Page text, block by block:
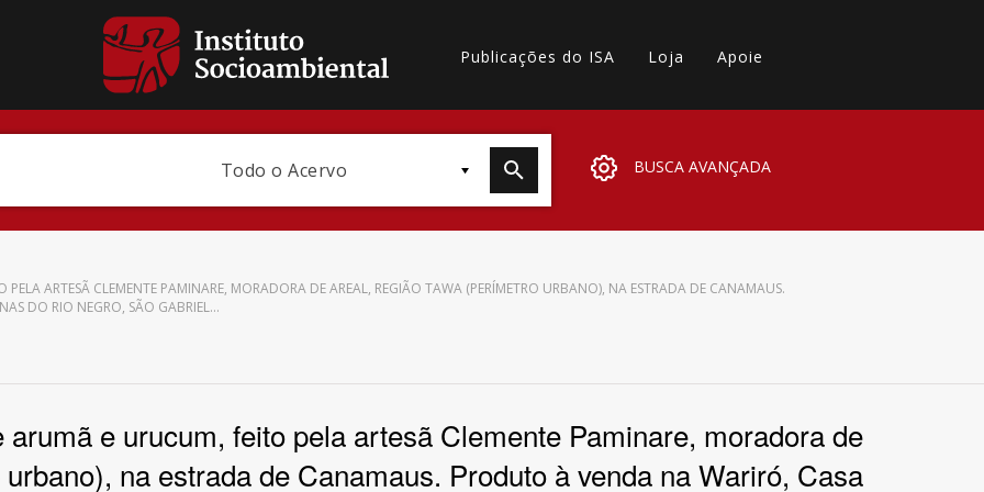
Publicações do ISA Loja Apoie
Todo o Acervo BUSCA AVANÇADA
Subtema
ARTESÃ CLEMENTE PAMINARE, MORADORA DE AREAL, REGIÃO TAWA (PERÍMETRO URBANO), NA ESTRADA DE CANAMAUS.
DO RIO NEGRO, SÃO GABRIEL…
e urucum, feito pela artesã Clemente Paminare, moradora de
na estrada de Canamaus. Produto à venda na Wariró, Casa